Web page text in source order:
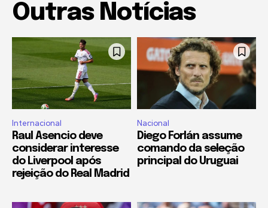
Outras Notícias
Internacional
Raul Asencio deve
considerar interesse
do Liverpool após
rejeição do Real Madrid
Nacional
Diego Forlán assume
comando da seleção
principal do Uruguai